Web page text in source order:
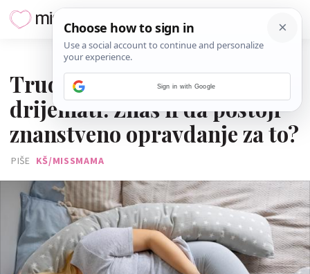
Trudnice moraju češće
drijemati. Znaš li da postoji
znanstveno opravdanje za to?
PIŠE KŠ/MISSMAMA
Sign in with Google